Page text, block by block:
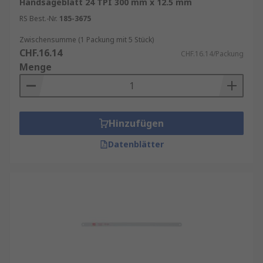
folgende Merkmale achten:
wie schnell und sauber der Schnitt ist.
Grobe Zähne sind ideal für schnelle
Schnitte in weichen Materialien, während
feine Zähne für präzise Schnitte in harten
: Hochwertige Sägeblätter
bestehen aus gehärtetem Stahl oder
anderen langlebigen Materialien. Achten
Arbeit passen. Längere Blätter sind ideal
RS Best.-Nr. 185-3675
Zwischensumme (1 Packung mit 5 Stück)
CHF.16.14 CHF.16.14/Packung
Menge
Hinzufügen
Datenblätter